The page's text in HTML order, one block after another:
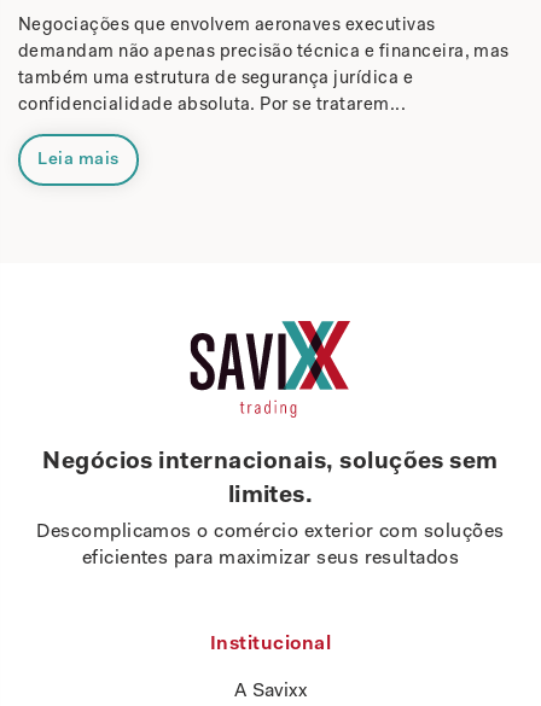
Negociações que envolvem aeronaves executivas
demandam não apenas precisão técnica e financeira, mas
também uma estrutura de segurança jurídica e
confidencialidade absoluta. Por se tratarem...
Leia mais
Negócios internacionais, soluções sem
limites.
Descomplicamos o comércio exterior com soluções
eficientes para maximizar seus resultados
Institucional
A Savixx